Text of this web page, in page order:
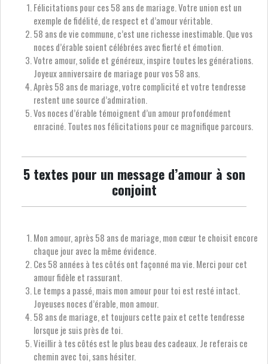
Félicitations pour ces 58 ans de mariage. Votre union est un
exemple de fidélité, de respect et d’amour véritable.
58 ans de vie commune, c’est une richesse inestimable. Que vos
noces d’érable soient célébrées avec fierté et émotion.
Votre amour, solide et généreux, inspire toutes les générations.
Joyeux anniversaire de mariage pour vos 58 ans.
Après 58 ans de mariage, votre complicité et votre tendresse
restent une source d’admiration.
Vos noces d’érable témoignent d’un amour profondément
enraciné. Toutes nos félicitations pour ce magnifique parcours.
5 textes pour un message d’amour à son
conjoint
Mon amour, après 58 ans de mariage, mon cœur te choisit encore
chaque jour avec la même évidence.
Ces 58 années à tes côtés ont façonné ma vie. Merci pour cet
amour fidèle et rassurant.
Le temps a passé, mais mon amour pour toi est resté intact.
Joyeuses noces d’érable, mon amour.
58 ans de mariage, et toujours cette paix et cette tendresse
lorsque je suis près de toi.
Vieillir à tes côtés est le plus beau des cadeaux. Je referais ce
chemin avec toi, sans hésiter.